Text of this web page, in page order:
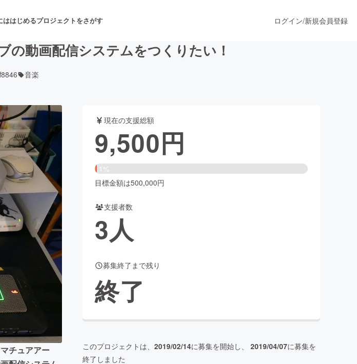
ははじめるプロジェクトをさがす
舞台・パフォーマンス
フード・飲食店
アニメ・漫画
ビューティー・ヘルスケア
Good
CAMPFIRE Creation
納税machi-ya コミュニティ
ログイン/新規会員登録
の動画配信システムをつくりたい！
音楽
チュアアー
現在の支援総額
9,500円
1%
目標金額は500,000円
支援者数
3人
募集終了まで残り
終了
このプロジェクトは、 2019/02/14に募集を開始し、 2019/04/07に募集を
終了しました